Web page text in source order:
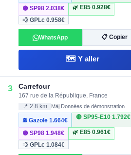
🟣 SP982.038€ 🌿 E85 0.928€
💨 GPLc0.958€
WhatsApp 📋 Copier
🗺️ Y aller
3 Carrefour
167 rue de la République, France
📍 2.8 km Màj Données de démonstration
⛽ Gazole1.664€
🔴 SP95-E10 1.792€
🟣 SP981.948€ 🌿 E85 0.961€
💨 GPLc1.084€